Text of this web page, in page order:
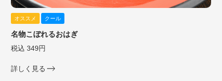
オススメ クール
名物こぼれるおはぎ
税込 349円
詳しく見る